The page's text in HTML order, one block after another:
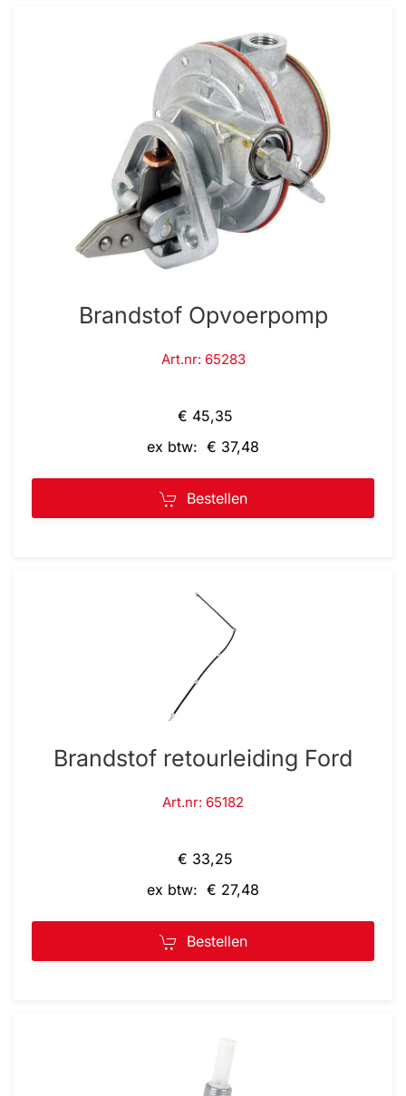
Brandstof Opvoerpomp
Art.nr: 65283
€ 45,35
ex btw: € 37,48
Bestellen
Brandstof retourleiding Ford
Art.nr: 65182
€ 33,25
ex btw: € 27,48
Bestellen